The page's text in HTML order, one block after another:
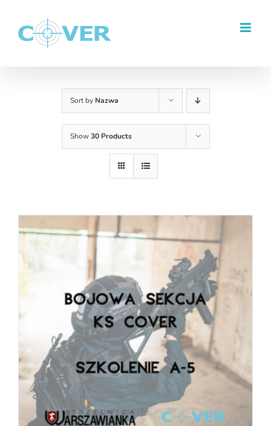
zawartości
Sort by Nazwa
Show30 Products
BOOK SZCZEGÓŁY